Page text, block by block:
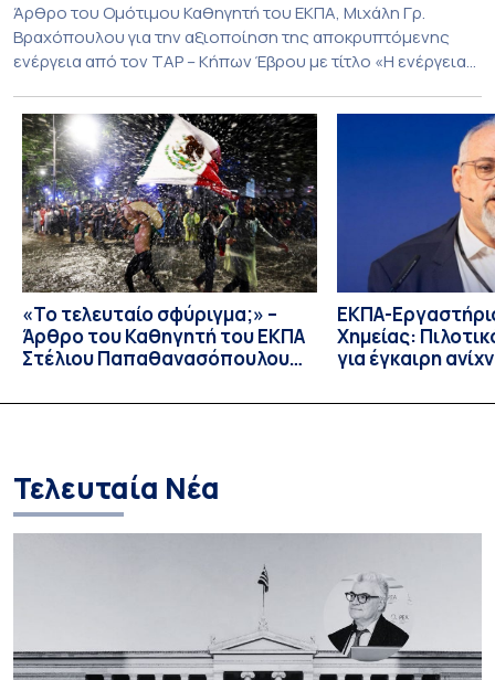
Άρθρο του Ομότιμου Καθηγητή του ΕΚΠΑ, Μιχάλη Γρ.
Βραχόπουλου για την αξιοποίηση της αποκρυπτόμενης
ενέργεια από τον ΤΑΡ – Κήπων Έβρου με τίτλο «Η ενέργεια
ενεργειακό παράδοξο της Αλεξανδρούπολης»
δημοσιεύτηκε στην εφημερίδα Γνώμη του Έβρου. Διαβάσε
το άρθρο
«Το τελευταίο σφύριγμα;» –
Άρθρο του Καθηγητή του ΕΚΠΑ
Στέλιου Παπαθανασόπουλου
ΕΚΠΑ-
Χημείας:
για έγκαιρη
Συνέντευξη του
Τελευταία Νέα